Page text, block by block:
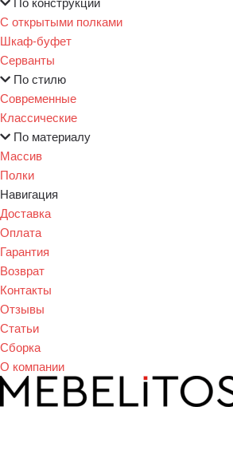
С открытыми полками
Шкаф-буфет
Серванты
По стилю
Современные
Классические
По материалу
Массив
Полки
Навигация
Доставка
Оплата
Гарантия
Возврат
Контакты
Отзывы
Статьи
Сборка
О компании